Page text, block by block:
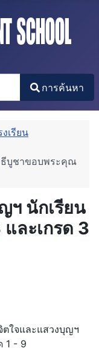
for results.
การค้นหา
เรียน
บูชาขอบพระคุณ
ฯ นักเรียน
ละเกรด 3
ใจและแสวงบุญฯ
1 - 9